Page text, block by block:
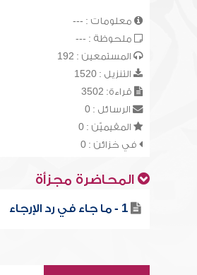
معلومات : ---
ملحوظة : ---
المستمعين : 192
التنزيل : 1520
قراءة: 3502
الرسائل : 0
المقيميّن : 0
في خزائن : 0
المحاضرة مجزأة
1 - ما جاء في رد الإرجاء